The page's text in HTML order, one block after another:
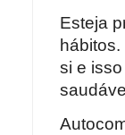
Esteja
si e